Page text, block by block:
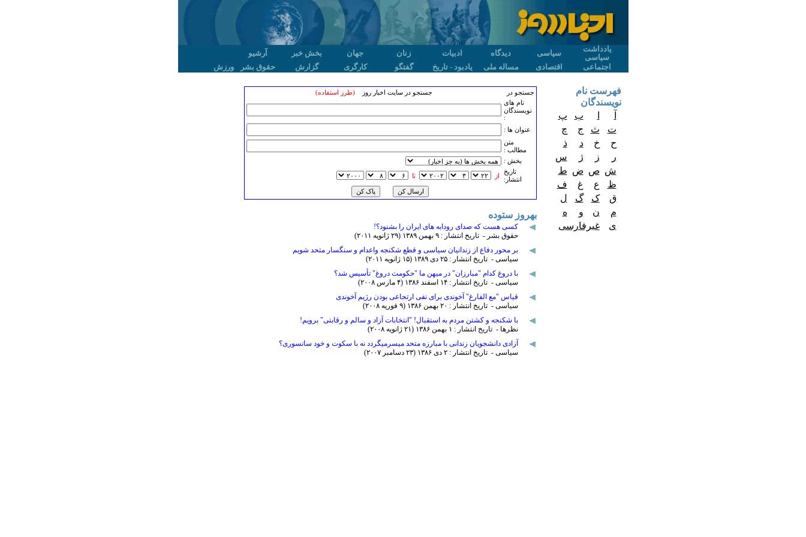
یادداشت
سیاسی
سیاسی دیدگاه ادبیات زنان جهان بخش خبر
آرشیو
اجتماعی
اقتصادی مساله ملی یادبود - تاریخ گفتگو کارگری گزارش حقوق بشر ورزش
جستجو در جستجو در سایت اخبار روز(طرز استفاده)
نام های
نویسندگان
:
عنوان ها :
متن
مطالب :
بخش :
تاريخ
انتشار:
از تا
بهروز ستوده
کسی هست که صدای رودابه های ایران را بشنود؟!
حقوق بشر - تاریخ انتشار : ۹ بهمن ۱٣٨۹ (۲۹ ژانويه ۲۰۱۱)
بر محور دفاع از زندانیان سیاسی و قطع شکنجه واعدام و سنگسار متحد شویم
سیاسی - تاریخ انتشار : ۲۵ دی ۱٣٨۹ (۱۵ ژانويه ۲۰۱۱)
با دروغ کدام "مبارزان" در میهن ما "حکومت دروغ" تأسیس شد؟
سیاسی - تاریخ انتشار : ۱۴ اسفند ۱٣٨۶ (۴ مارس ۲۰۰٨)
قیاس "مع الفارغ" آخوندی برای نفی ارتجاعی بودن رژیم آخوندی
سیاسی - تاریخ انتشار : ۲۰ بهمن ۱٣٨۶ (۹ فوريه ۲۰۰٨)
با شکنجه و کشتن مردم به استقبال! "انتخابات آزاد و سالم و رقابتی" برویم!
نظرها - تاریخ انتشار : ۱ بهمن ۱٣٨۶ (۲۱ ژانويه ۲۰۰٨)
آزادی دانشجویان زندانی با مبارزه متحد میسرمیگردد نه با سکوت و خود سانسوری؟
سیاسی - تاریخ انتشار : ۲ دی ۱٣٨۶ (۲٣ دسامبر ۲۰۰۷)
فهرست نام
نویسندگان
ب
پ
ت
ث ج
چ
ح
خ د
ذ
ر
ز ژ
س
ش ص ض ط
ظ
ع غ
ف
ق
ک گ
ل
م
ن و
ه
ی
غیرفارسی